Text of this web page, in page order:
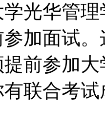
光华管
参加面试
前参加
联合考